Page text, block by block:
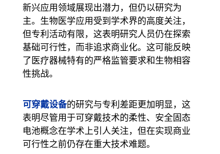
新兴应用领域展现出潜力，但仍以研究为
主。生物医学应用受到学术界的高度关注，
但专利活动有限，这表明研究人员仍在探索
基础可行性，而非追求商业化。这可能反映
了医疗器械特有的严格监管要求和生物相容
性挑战。
可穿戴设备的研究与专利差距更加明显，这
表明尽管用于可穿戴技术的柔性、安全固态
电池概念在学术上引人关注，但在实现商业
可行性之前仍存在重大技术难题。